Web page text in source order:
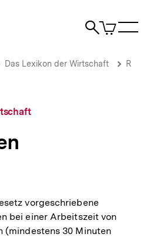
Suche
Artikel
im
Das Lexikon der Wirtschaft R
vorgeschriebene
bei einer Arbeitszeit von
(mindestens 30 Minuten